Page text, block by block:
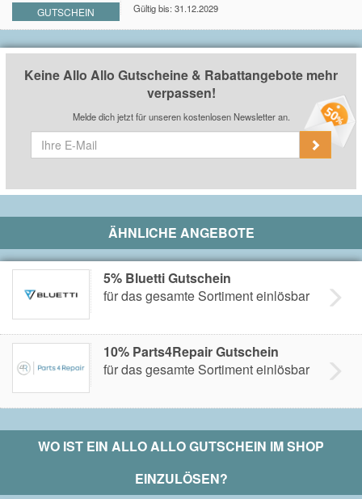
GUTSCHEIN Gültig bis: 31.12.2029
Keine Allo Allo Gutscheine & Rabattangebote mehr
verpassen!
Melde dich jetzt für unseren kostenlosen Newsletter an.
ÄHNLICHE ANGEBOTE
5% Bluetti Gutschein
für das gesamte Sortiment einlösbar
10% Parts4Repair Gutschein
für das gesamte Sortiment einlösbar
WO IST EIN ALLO ALLOGUTSCHEIN IM SHOP
EINZULÖSEN?